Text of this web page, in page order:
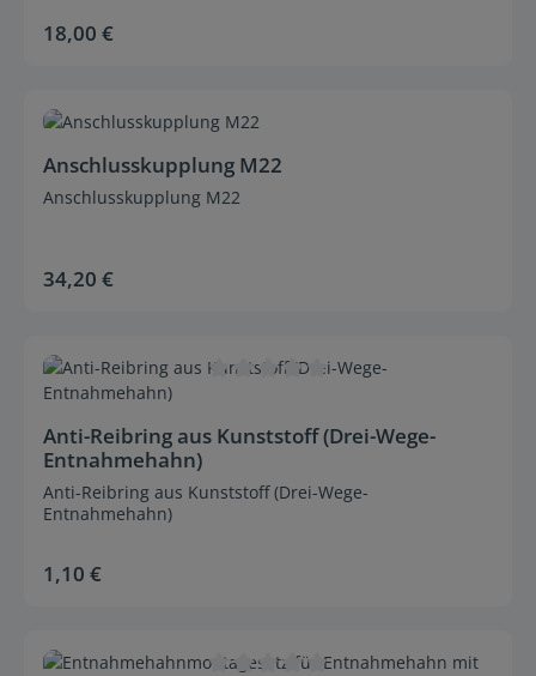
Regulärer Preis:
18,00 €
Durchschnittliche Bewertung von 0 von 5 Sternen
Anschlusskupplung M22
Anschlusskupplung M22
Regulärer Preis:
34,20 €
Durchschnittliche Bewertung von 0 von 5 Sternen
Anti-Reibring aus Kunststoff (Drei-Wege-
Entnahmehahn)
Anti-Reibring aus Kunststoff (Drei-Wege-
Entnahmehahn)
Regulärer Preis:
1,10 €